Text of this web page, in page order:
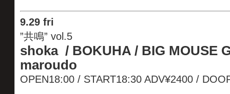
9.29 fri
”共鳴” vol.5
shoka / BOKUHA / BIG MOUSE
maroudo
OPEN18:00 / START18:30 ADV¥2400 /